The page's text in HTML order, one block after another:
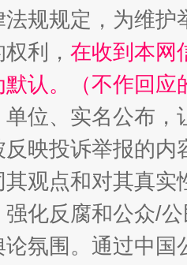
法规规定，为维
利， 在收到本网
认。（不作回应
单位、实名公布
映投诉举报的
观点和对其真实
强化反腐和公众/
氛围。通过中